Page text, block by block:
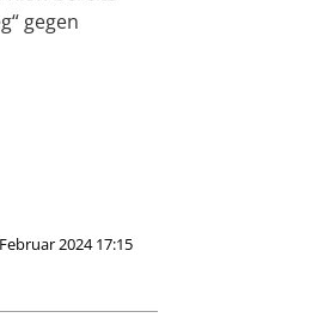
gegen
2024 17:15